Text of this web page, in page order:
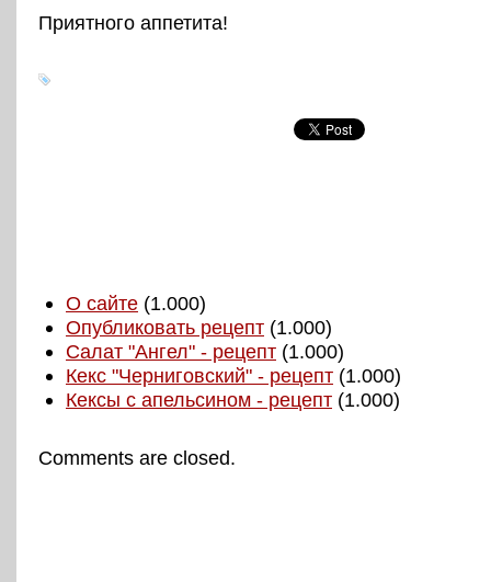
Приятного аппетита!
О сайте (1.000)
Опубликовать рецепт (1.000)
Салат "Ангел" - рецепт (1.000)
Кекс "Черниговский" - рецепт (1.000)
Кексы с апельсином - рецепт (1.000)
Comments are closed.